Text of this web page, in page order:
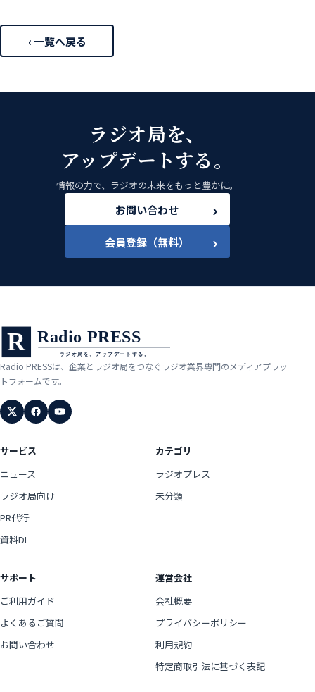
‹ 一覧へ戻る
ラジオ局を、
アップデートする。
情報の力で、ラジオの未来をもっと豊かに。
お問い合わせ ›
会員登録（無料） ›
Radio PRESSは、企業とラジオ局をつなぐラジオ業界専門のメディアプラッ
トフォームです。
サービス
ニュース
ラジオ局向け
PR代行
資料DL
カテゴリ
ラジオプレス
未分類
サポート
ご利用ガイド
よくあるご質問
お問い合わせ
運営会社
会社概要
プライバシーポリシー
利用規約
特定商取引法に基づく表記